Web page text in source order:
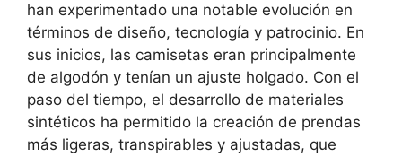
han experimentado una notable evolución en
términos de diseño, tecnología y patrocinio. En
sus inicios, las camisetas eran principalmente
de algodón y tenían un ajuste holgado. Con el
paso del tiempo, el desarrollo de materiales
sintéticos ha permitido la creación de prendas
más ligeras, transpirables y ajustadas, que